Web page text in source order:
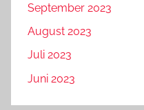
September 2023
August 2023
Juli 2023
Juni 2023